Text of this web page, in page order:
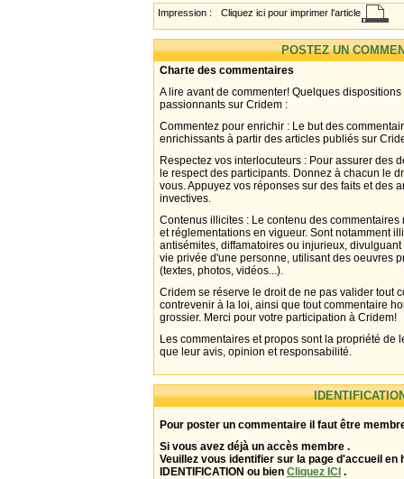
Impression : Cliquez ici pour imprimer l'article
POSTEZ UN
Charte des commentaires
A lire avant de commenter! Quelques
passionnants sur Cridem :
Commentez pour enrichir : Le but des
enrichissants à partir des articles publiés sur
Respectez vos interlocuteurs : Pour assurer des
le respect des participants. Donnez à chacun le
vous. Appuyez vos réponses sur des faits et des
invectives.
Contenus illicites : Le contenu des
et réglementations en vigueur. Sont notamment
antisémites, diffamatoires ou injurieux,
vie privée d'une personne, utilisant des oeuvres
(textes, photos, vidéos...).
Cridem se réserve le droit de ne pas valider tout
contrevenir à la loi, ainsi que tout commentaire
grossier. Merci pour votre participation à Cridem!
Les commentaires et propos sont la propriété de
que leur avis, opinion et responsabilité.
Pour poster un commentaire il faut être
Si vous avez déjà un accès membre .
Veuillez vous identifier sur la page d'accueil en
IDENTIFICATION ou bien Cliquez ICI .